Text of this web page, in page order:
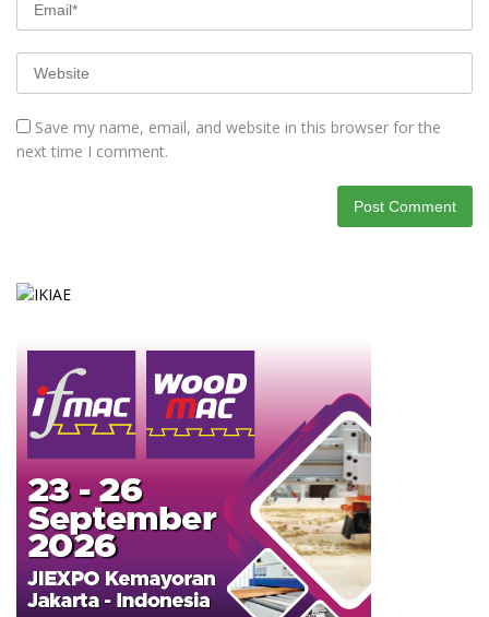
Save my name, email, and website in this browser for the
next time I comment.